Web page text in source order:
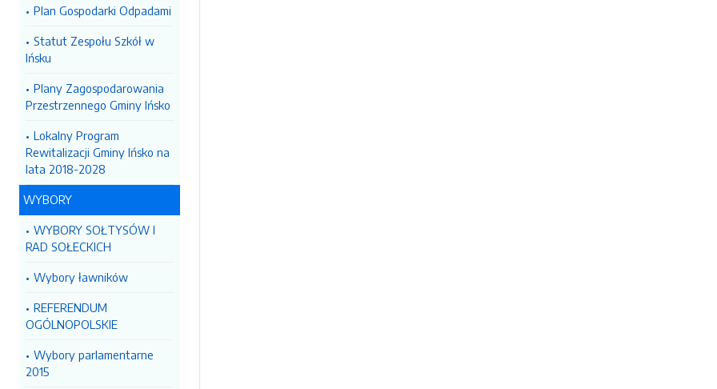
Plan Gospodarki Odpadami
Statut Zespołu Szkół w
Ińsku
Plany Zagospodarowania
Przestrzennego Gminy Ińsko
Lokalny Program
Rewitalizacji Gminy Ińsko na
lata 2018-2028
WYBORY
WYBORY SOŁTYSÓW I
RAD SOŁECKICH
Wybory ławników
REFERENDUM
OGÓLNOPOLSKIE
Wybory parlamentarne
2015